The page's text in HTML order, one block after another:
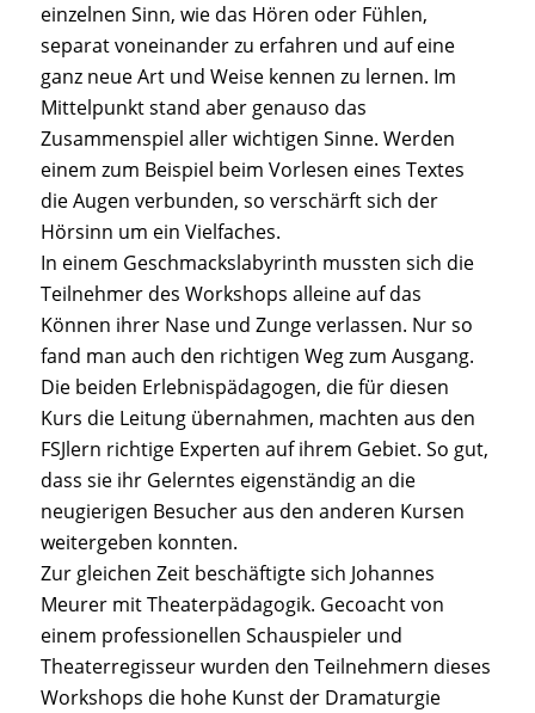
einzelnen Sinn, wie das Hören oder Fühlen,
separat voneinander zu erfahren und auf eine
ganz neue Art und Weise kennen zu lernen. Im
Mittelpunkt stand aber genauso das
Zusammenspiel aller wichtigen Sinne. Werden
einem zum Beispiel beim Vorlesen eines Textes
die Augen verbunden, so verschärft sich der
Hörsinn um ein Vielfaches.
In einem Geschmackslabyrinth mussten sich die
Teilnehmer des Workshops alleine auf das
Können ihrer Nase und Zunge verlassen. Nur so
fand man auch den richtigen Weg zum Ausgang.
Die beiden Erlebnispädagogen, die für diesen
Kurs die Leitung übernahmen, machten aus den
FSJlern richtige Experten auf ihrem Gebiet. So gut,
dass sie ihr Gelerntes eigenständig an die
neugierigen Besucher aus den anderen Kursen
weitergeben konnten.
Zur gleichen Zeit beschäftigte sich Johannes
Meurer mit Theaterpädagogik. Gecoacht von
einem professionellen Schauspieler und
Theaterregisseur wurden den Teilnehmern dieses
Workshops die hohe Kunst der Dramaturgie